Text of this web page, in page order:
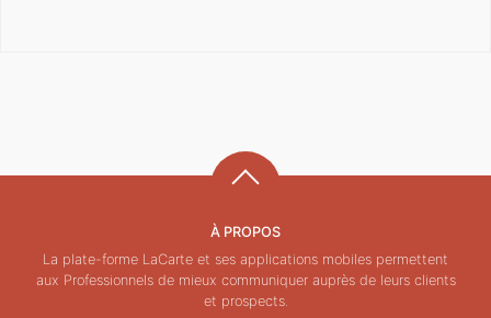
À PROPOS
La plate-forme LaCarte et ses applications mobiles permettent
aux Professionnels de mieux communiquer auprès de leurs clients
et prospects.